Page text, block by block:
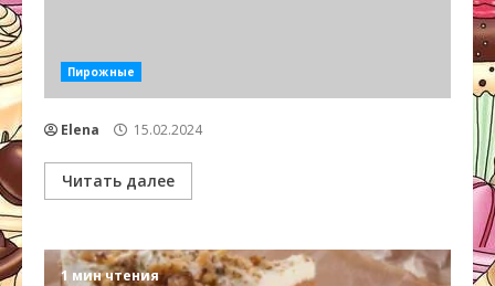
Пирожные
Elena 15.02.2024
Читать далее
1 мин чтения